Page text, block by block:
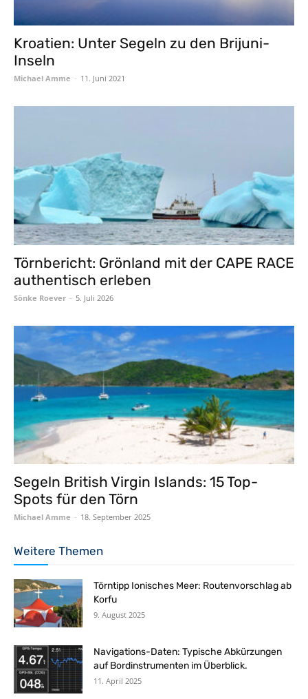
Kroatien: Unter Segeln zu den Brijuni-
Inseln
Michael Amme - 11. Juni 2021
Törnbericht: Grönland mit der CAPE RACE
authentisch erleben
Sönke Roever - 5. Juli 2026
Segeln British Virgin Islands: 15 Top-
Spots für den Törn
Michael Amme - 18. September 2025
Weitere Themen
Törntipp Ionisches Meer: Routenvorschlag ab
Korfu
9. August 2025
Navigations-Daten: Typische Abkürzungen
auf Bordinstrumenten im Überblick.
11. April 2025